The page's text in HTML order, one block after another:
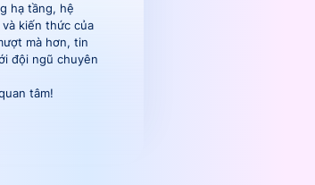
hạ tầng, hệ
kiến thức của
mà hơn, tin
đội ngũ chuyên
tâm!